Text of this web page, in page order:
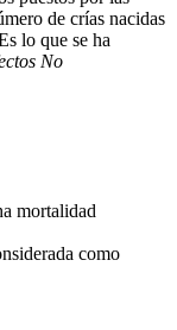
de crías nacidas
lo que se ha
No
mortalidad
como